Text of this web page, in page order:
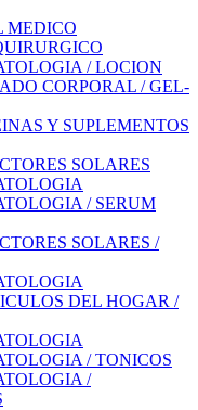
MEDICO
/ LOCION
CORPORAL / GEL-
Y SUPLEMENTOS
SOLARES
/ SERUM
SOLARES /
DEL HOGAR /
/ TONICOS
/